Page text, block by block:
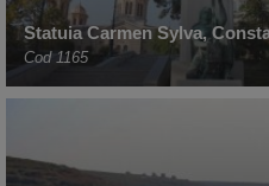
Statuia Carmen Sylva,
Cod 1165